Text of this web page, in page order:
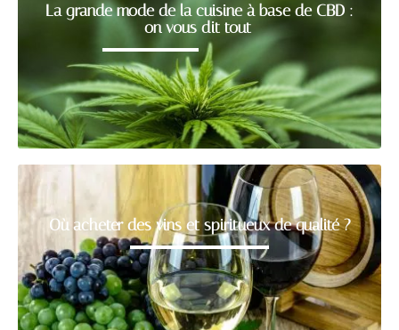
La grande mode de la cuisine à base de CBD :
on vous dit tout
Où acheter des vins et spiritueux de qualité ?